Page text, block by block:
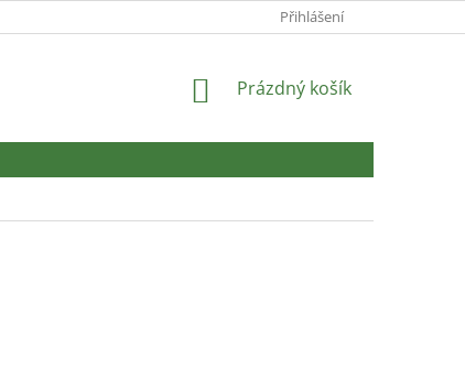
Přihlášení
NÁKUPNÍ
Prázdný košík